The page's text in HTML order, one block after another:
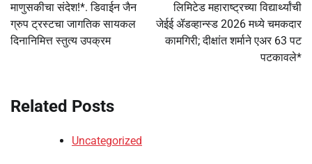
माणुसकीचा संदेश!*. डिवाईन जैन
ग्रुप ट्रस्टचा जागतिक सायकल
दिनानिमित्त स्तुत्य उपक्रम
लिमिटेड महाराष्ट्रच्या विद्यार्थ्यांची
जेईई ॲडव्हान्स्ड 2026 मध्ये चमकदार
कामगिरी; दीक्षांत शर्माने एअर 63 पट
पटकावले*
Related Posts
Uncategorized